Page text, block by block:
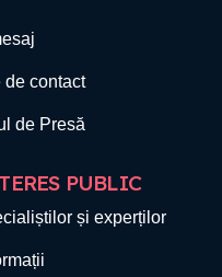
de contact
de Presă
PUBLIC
și experților